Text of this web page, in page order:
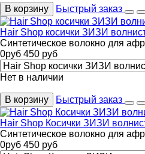
В корзину Быстрый заказ
Hair Shop косички ЗИЗИ
Синтетическое волокно для
0руб 450 руб
Нет в наличии
В корзину Быстрый заказ
Hair Shop Косички ЗИЗИ
Синтетическое волокно для
0руб 450 руб